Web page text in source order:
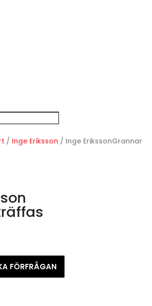
/ Inge Eriksson / Inge ErikssonGrannar
FÖRFRÅGAN